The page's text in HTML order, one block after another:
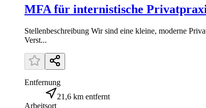
MFA für internistische
Stellenbeschreibung Wir sind eine kleine, moderne
Verst...
Entfernung
21,6 km entfernt
Arbeitsort